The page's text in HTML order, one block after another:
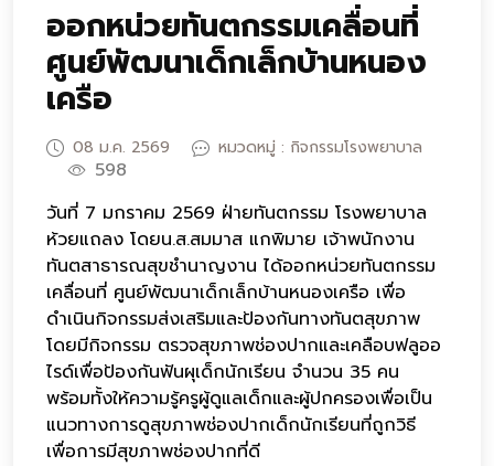
ออกหน่วยทันตกรรมเคลื่อนที่
ศูนย์พัฒนาเด็กเล็กบ้านหนอง
เครือ
08 ม.ค. 2569 หมวดหมู่ : กิจกรรมโรงพยาบาล
598
วันที่ 7 มกราคม 2569 ฝ่ายทันตกรรม โรงพยาบาล
ห้วยแถลง โดยน.ส.สมมาส แกพิมาย เจ้าพนักงาน
ทันตสาธารณสุขชำนาญงาน ได้ออกหน่วยทันตกรรม
เคลื่อนที่ ศูนย์พัฒนาเด็กเล็กบ้านหนองเครือ เพื่อ
ดำเนินกิจกรรมส่งเสริมและป้องกันทางทันตสุขภาพ
โดยมีกิจกรรม ตรวจสุขภาพช่องปากและเคลือบฟลูออ
ไรด์เพื่อป้องกันฟันผุเด็กนักเรียน จำนวน 35 คน
พร้อมทั้งให้ความรู้ครูผู้ดูแลเด็กและผู้ปกครองเพื่อเป็น
แนวทางการดูสุขภาพช่องปากเด็กนักเรียนที่ถูกวิธี
เพื่อการมีสุขภาพช่องปากที่ดี